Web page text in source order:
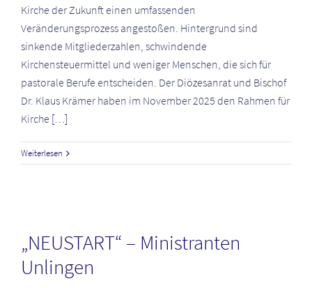
Kirche der Zukunft einen umfassenden
Veränderungsprozess angestoßen. Hintergrund sind
sinkende Mitgliederzahlen, schwindende
Kirchensteuermittel und weniger Menschen, die sich für
pastorale Berufe entscheiden. Der Diözesanrat und Bischof
Dr. Klaus Krämer haben im November 2025 den Rahmen für
Kirche […]
Weiterlesen
„NEUSTART“ – Ministranten
Unlingen